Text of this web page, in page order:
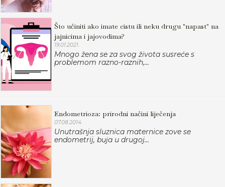
Što učiniti ako imate cistu ili neku drugu "napast" na
jajnicima i jajovodima?
19.01.2021.
Mnogo žena se za svog života susreće s
problemom razno-raznih,...
Endometrioza: prirodni načini liječenja
07.08.2014.
Unutrašnja sluznica maternice zove se
endometrij, buja u drugoj...